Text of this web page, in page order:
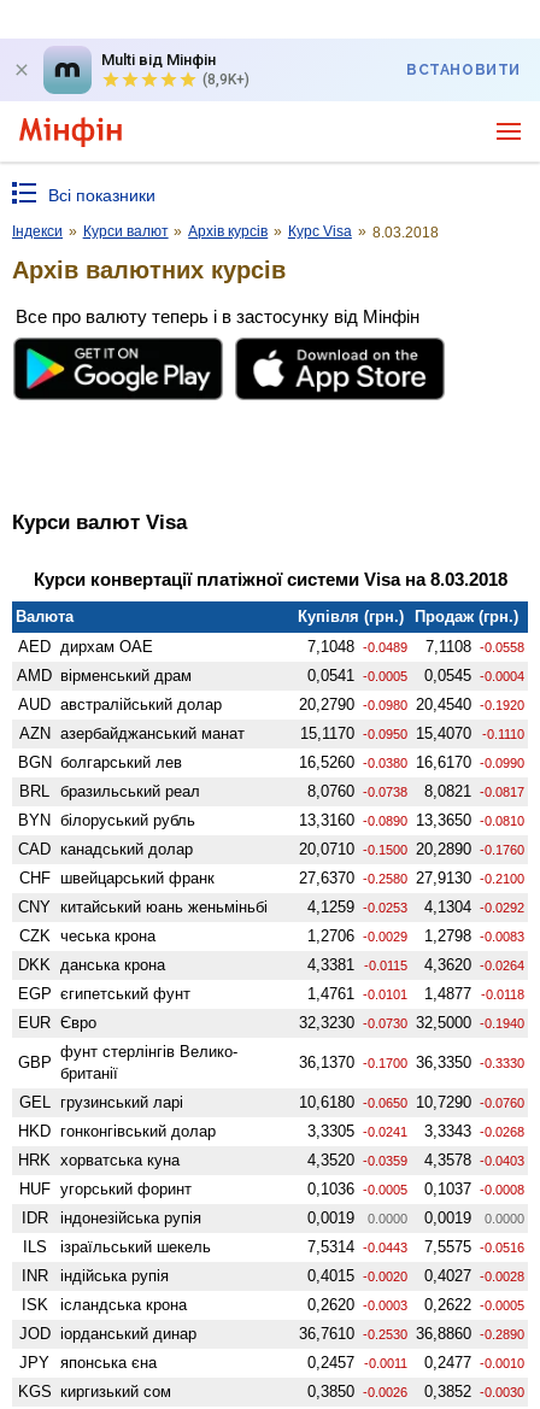
Multi від Мінфін
(8,9K+)
ВСТАНОВИТИ
Всі показники
Індекси » Курси валют » Архів курсів » Курс Visa » 8.03.2018
Архів валютних курсів
Все про валюту теперь і в застосунку від Мінфін
Курси валют Visa
Курси конвертації платіжної системи Visa на 8.03.2018
Валюта Купівля (грн.)
Продаж (грн.)
AED дирхам ОАЕ 7,1048 -0.0489 7,1108 -0.0558
AMD вiрменський драм 0,0541 -0.0005 0,0545 -0.0004
AUD австралійський долар 20,2790 -0.0980 20,4540 -0.1920
AZN азербайджанський манат 15,1170 -0.0950 15,4070 -0.1110
BGN болгарський лев 16,5260 -0.0380 16,6170 -0.0990
BRL бразильський реал 8,0760 -0.0738 8,0821 -0.0817
BYN білоруський рубль 13,3160 -0.0890 13,3650 -0.0810
CAD канадський долар 20,0710 -0.1500 20,2890 -0.1760
CHF швейцарський франк 27,6370 -0.2580 27,9130 -0.2100
CNY китайський юань женьмiньбi 4,1259 -0.0253 4,1304 -0.0292
CZK чеська крона 1,2706 -0.0029 1,2798 -0.0083
DKK данська крона 4,3381 -0.0115 4,3620 -0.0264
EGP єгипетський фунт 1,4761 -0.0101 1,4877 -0.0118
EUR Євро 32,3230 -0.0730 32,5000 -0.1940
GBP
фунт стерлінгів Велико­
британії
36,1370 -0.1700 36,3350 -0.3330
GEL грузинський ларі 10,6180 -0.0650 10,7290 -0.0760
HKD гонконгівський долар 3,3305 -0.0241 3,3343 -0.0268
HRK хорватська куна 4,3520 -0.0359 4,3578 -0.0403
HUF угорський форинт 0,1036 -0.0005 0,1037 -0.0008
IDR індонезійська рупія 0,0019 0.0000 0,0019 0.0000
ILS ізраїльський шекель 7,5314 -0.0443 7,5575 -0.0516
INR індійська рупія 0,4015 -0.0020 0,4027 -0.0028
ISK ісландська крона 0,2620 -0.0003 0,2622 -0.0005
JOD іорданський динар 36,7610 -0.2530 36,8860 -0.2890
JPY японська єна 0,2457 -0.0011 0,2477 -0.0010
KGS киргизький сом 0,3850 -0.0026 0,3852 -0.0030